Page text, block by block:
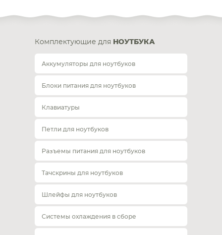
Комплектующие для НОУТБУКА
Аккумуляторы для ноутбуков
Блоки питания для ноутбуков
Клавиатуры
Петли для ноутбуков
Разъемы питания для ноутбуков
Тачскрины для ноутбуков
Шлейфы для ноутбуков
Системы охлаждения в сборе